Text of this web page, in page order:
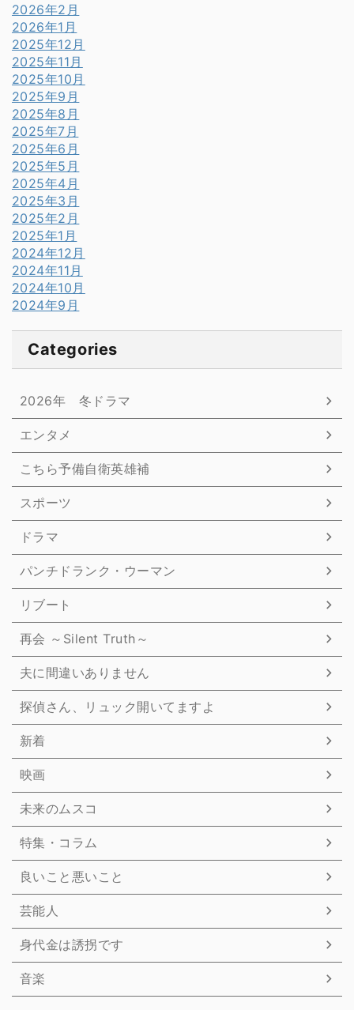
2026年2月
2026年1月
2025年12月
2025年11月
2025年10月
2025年9月
2025年8月
2025年7月
2025年6月
2025年5月
2025年4月
2025年3月
2025年2月
2025年1月
2024年12月
2024年11月
2024年10月
2024年9月
Categories
2026年 冬ドラマ
エンタメ
こちら予備自衛英雄補
スポーツ
ドラマ
パンチドランク・ウーマン
リブート
再会 ～Silent Truth～
夫に間違いありません
探偵さん、リュック開いてますよ
新着
映画
未来のムスコ
特集・コラム
良いこと悪いこと
芸能人
身代金は誘拐です
音楽